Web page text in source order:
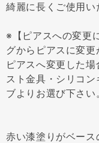
綺麗に長くご使用い
※【ピアスへの変更
グからピアスに変更
ピアスへ変更した
スト金具・シリコ
ブよりお選び下さい
赤い漆塗りがベー